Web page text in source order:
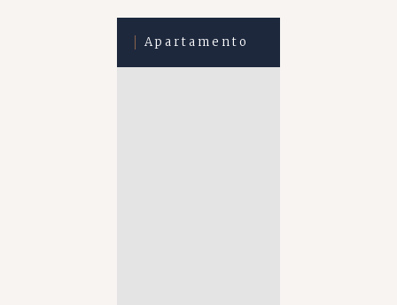
Apartamento